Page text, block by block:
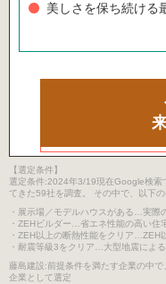
美しさを保ち続ける
【選定条件】
選定条件:2024年3/19現在Google検
てきた59社を調査。 その中で、以下
・展示場／モデルハウスがある…実際
・ZEHビルダー…省エネ性能の高い住
・ZEH以上の断熱性能をクリア…ZEH
・耐震等級3をクリア…大型地震によ
藤島建設:前提条件を満たす企業の中
企業として選定